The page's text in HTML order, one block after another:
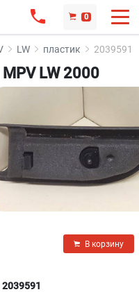
0
LW пластик 2039591
LW 2000
В корзину
2039591